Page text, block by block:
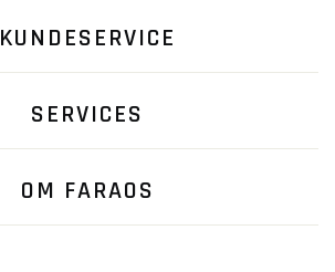
KUNDESERVICE
SERVICES
OM FARAOS